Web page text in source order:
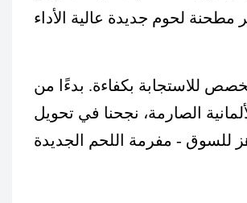
للاستجابة بكفاءة. بدءًا من
الصارمة، نجحنا في تحويل